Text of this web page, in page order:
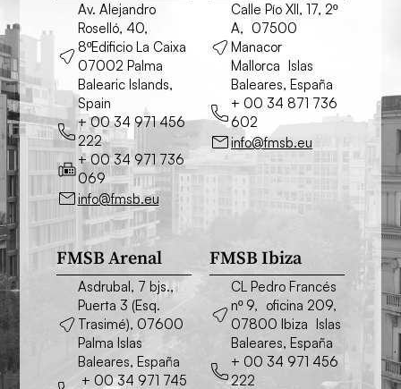
Av. Alejandro
Roselló, 40,
8ºEdificio La Caixa
07002 Palma
Balearic Islands,
Spain
+ 00 34 971 456
222
+ 00 34 971 736
069
info@fmsb.eu
Calle Pío XII, 17, 2º
A, 07500
Manacor
Mallorca Islas
Baleares, España
+ 00 34 871 736
602
info@fmsb.eu
FMSB Arenal
Asdrubal, 7 bjs.,
Puerta 3 (Esq.
Trasimé), 07600
Palma Islas
Baleares, España
+ 00 34 971 745
FMSB Ibiza
CL Pedro Francés
nº 9, oficina 209,
07800 Ibiza Islas
Baleares, España
+ 00 34 971 456
222